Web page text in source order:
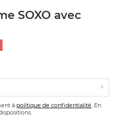
SOXO avec
à politique de confidentialité. En